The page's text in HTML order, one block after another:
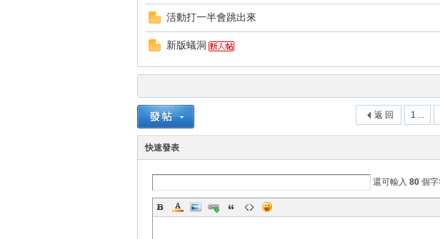
活動打一半會跳出來
新版蟻洞
1 ...
返 回
快速發表
還可輸入 80 個